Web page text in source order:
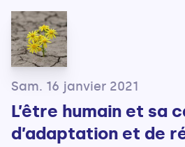
Sam. 16 janvier 2021
L’être humain et sa
d’adaptation et de